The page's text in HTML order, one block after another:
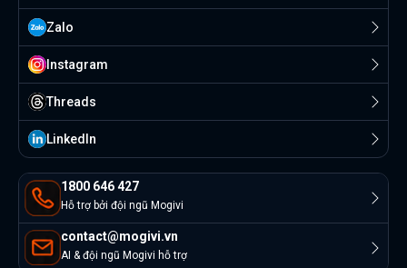
1800 646 427
Hỗ trợ bởi đội ngũ Mogivi
contact@mogivi.vn
AI & đội ngũ Mogivi hỗ trợ
Zalo
Instagram
Threads
Linkedln